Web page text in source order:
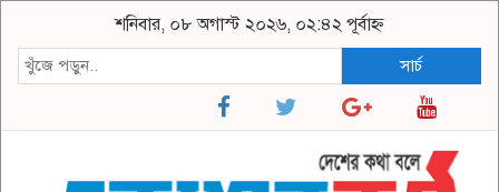
শনিবার, ০৮ অগাস্ট ২০২৬, ০২:৪২ পূর্বাহ্ন
সার্চ